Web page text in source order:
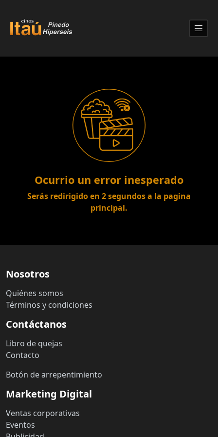
Ocurrio un error inesperado
Serás redirigido en 2segundos a la pagina
principal.
Nosotros
Quiénes somos
Términos y condiciones
Contáctanos
Libro de quejas
Contacto
Botón de arrepentimiento
Marketing Digital
Ventas corporativas
Eventos